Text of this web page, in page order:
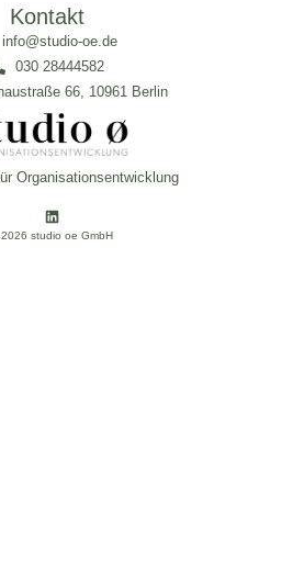
Organisationsentwicklung
studio oe GmbH
Kontakt
info@studio-oe.de
030 28444582
66, 10961 Berlin